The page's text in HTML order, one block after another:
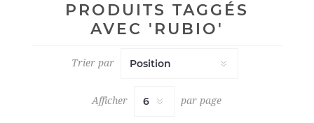
PRODUITS TAGGÉS
AVEC 'RUBIO'
Trier par
Afficher par page